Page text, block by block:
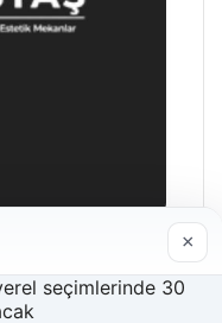
×